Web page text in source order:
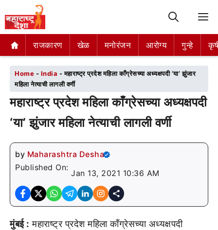
राजकारण खेळ मनोरंजन आरोग्य गुन्हे
राजकारण खेळ मनोरंजन आरोग्य गुन्हे
Home - India -महाराष्ट्र प्रदेश महिला काँग्रेसच्या अध्यक्षपदी ‘या’ झुंजार
महिला नेत्याची लागली वर्णी
महाराष्ट्र प्रदेश महिला काँग्रेसच्या अध्यक्षपदी
‘या’ झुंजार महिला नेत्याची लागली वर्णी
by Maharashtra Desha
Published On:
Jan 13, 2021 10:36 AM
मुंबई : महाराष्ट्र प्रदेश महिला काँग्रेसच्या अध्यक्षपदी